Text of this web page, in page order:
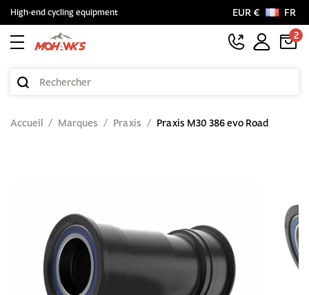
High-end cycling equipment EUR €
FR
2
Accueil Marques Praxis Praxis M30 386 evo Road